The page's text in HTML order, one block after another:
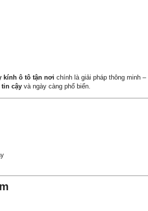
kính ô tô tận nơi chính là giải pháp thông minh –
tin cậy và ngày càng phổ biến.